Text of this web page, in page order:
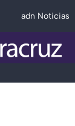
adn Noticias